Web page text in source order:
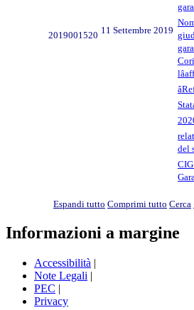
2019001520 11 Settembre 2019
del
Espandi tutto Comprimi tutto Cerca
Informazioni a margine
Accessibilità |
Note Legali |
PEC |
Privacy